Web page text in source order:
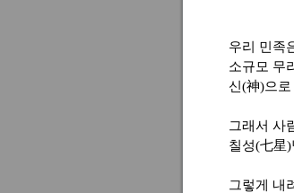
우리 민족
소규모 무
신(神)으
그래서 사
칠성(七星
그렇게 내